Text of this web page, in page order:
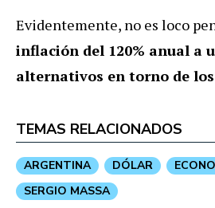
Evidentemente, no es loco
inflación del 120% anual a
alternativos en torno de los
TEMAS RELACIONADOS
ARGENTINA DÓLAR
SERGIO MASSA